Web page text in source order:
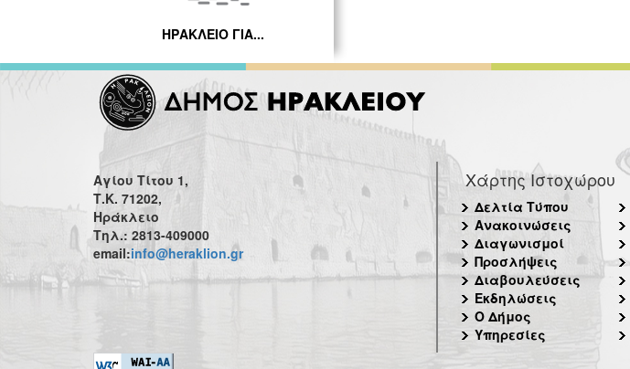
ΗΡΑΚΛΕΙΟ ΓΙΑ...
Αγίου Τίτου 1,
Τ.Κ. 71202,
Ηράκλειο
Τηλ.: 2813-409000
email:info@heraklion.gr
Χάρτης Ιστοχώρου
Δελτία Τύπου
Ανακοινώσεις
Διαγωνισμοί
Προσλήψεις
Διαβουλεύσεις
Εκδηλώσεις
Ο Δήμος
Υπηρεσίες